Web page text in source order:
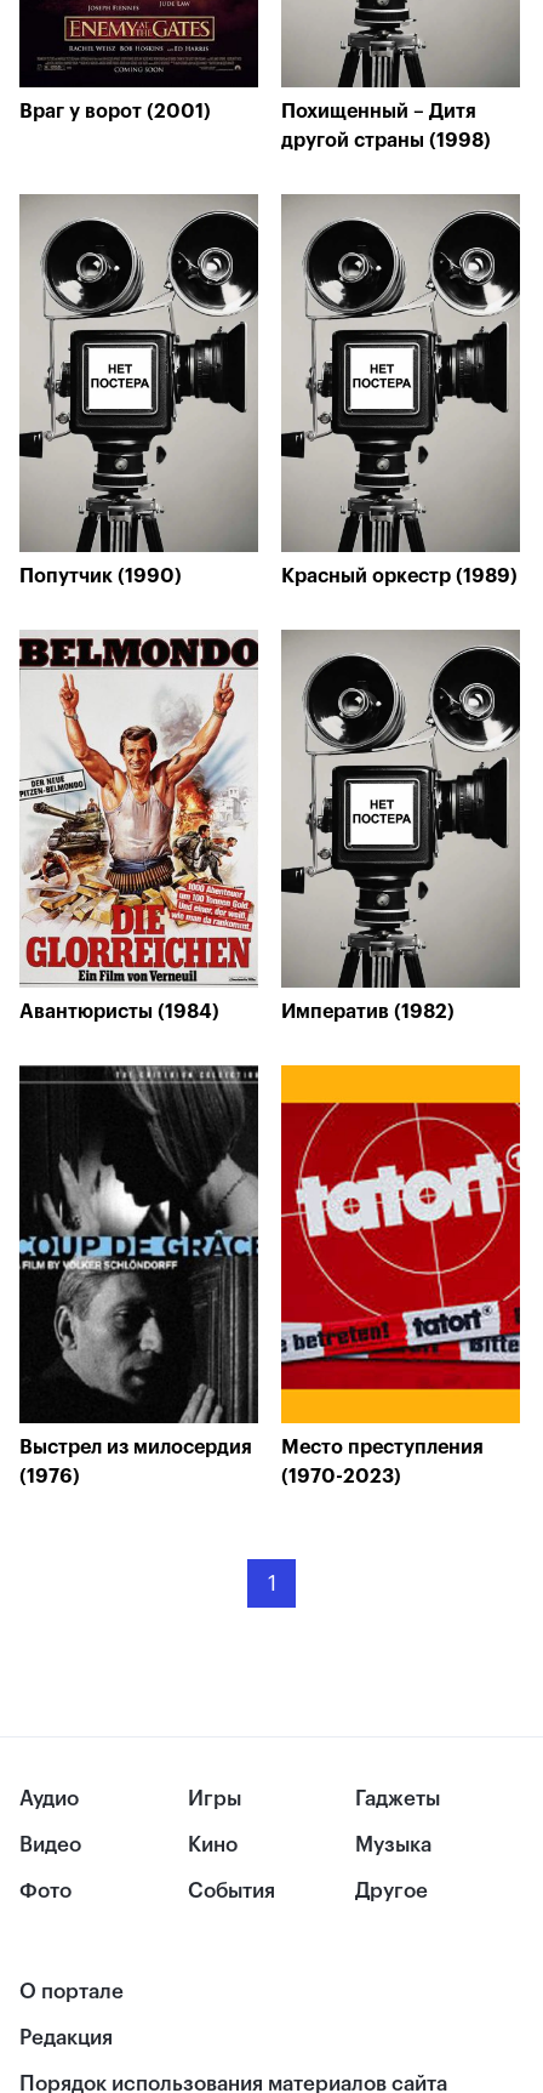
Враг у ворот (2001)
Похищенный – Дитя
другой страны (1998)
Попутчик (1990) Красный оркестр (1989)
Авантюристы (1984) Императив (1982)
Выстрел из милосердия
(1976)
Место преступления
(1970-2023)
1
Аудио
Видео
Фото
Игры
Кино
События
Гаджеты
Музыка
Другое
О портале
Редакция
Порядок использования материалов сайта